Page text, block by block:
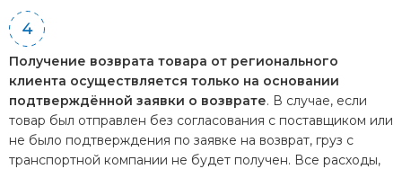
Получение возврата товара от регионального
клиента осуществляется только на основании
подтверждённой заявки о возврате. В случае, если
товар был отправлен без согласования с поставщиком или
не было подтверждения по заявке на возврат, груз с
транспортной компании не будет получен. Все расходы,